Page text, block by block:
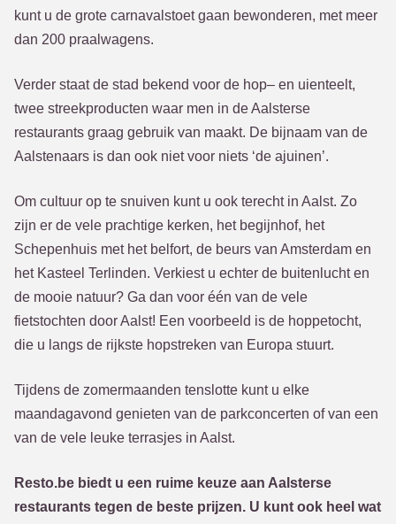
kunt u de grote carnavalstoet gaan bewonderen, met meer
dan 200 praalwagens.
Verder staat de stad bekend voor de hop– en uienteelt,
twee streekproducten waar men in de Aalsterse
restaurants graag gebruik van maakt. De bijnaam van de
Aalstenaars is dan ook niet voor niets ‘de ajuinen’.
Om cultuur op te snuiven kunt u ook terecht in Aalst. Zo
zijn er de vele prachtige kerken, het begijnhof, het
Schepenhuis met het belfort, de beurs van Amsterdam en
het Kasteel Terlinden. Verkiest u echter de buitenlucht en
de mooie natuur? Ga dan voor één van de vele
fietstochten door Aalst! Een voorbeeld is de hoppetocht,
die u langs de rijkste hopstreken van Europa stuurt.
Tijdens de zomermaanden tenslotte kunt u elke
maandagavond genieten van de parkconcerten of van een
van de vele leuke terrasjes in Aalst.
Resto.be biedt u een ruime keuze aan Aalsterse
restaurants tegen de beste prijzen. U kunt ook heel wat